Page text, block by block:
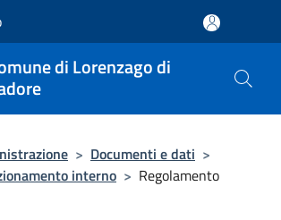
di Lorenzago di
> Documenti e dati >
interno > Regolamento